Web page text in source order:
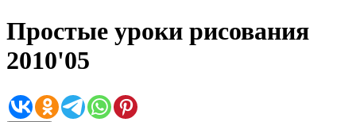
Простые уроки рисования
2010'05